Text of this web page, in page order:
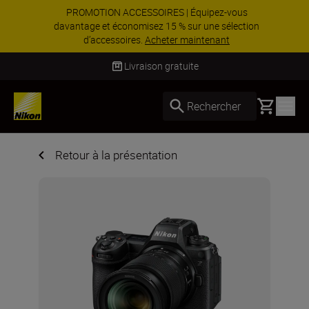
PROMOTION ACCESSOIRES | Équipez-vous
davantage et économisez 15 % sur une sélection
d’accessoires. Acheter maintenant
Livraison sous 2 à 3 jours ouvrés
Rechercher Basket
Retour à la présentation